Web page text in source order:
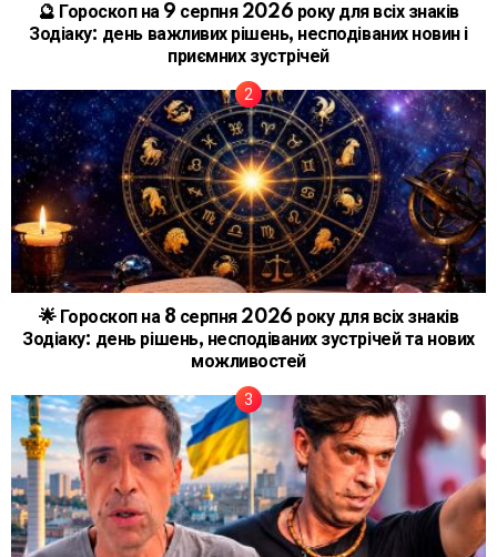
🔮 Гороскоп на 9 серпня 2026 року для всіх знаків
Зодіаку: день важливих рішень, несподіваних новин і
приємних зустрічей
🌟 Гороскоп на 8 серпня 2026 року для всіх знаків
Зодіаку: день рішень, несподіваних зустрічей та нових
можливостей